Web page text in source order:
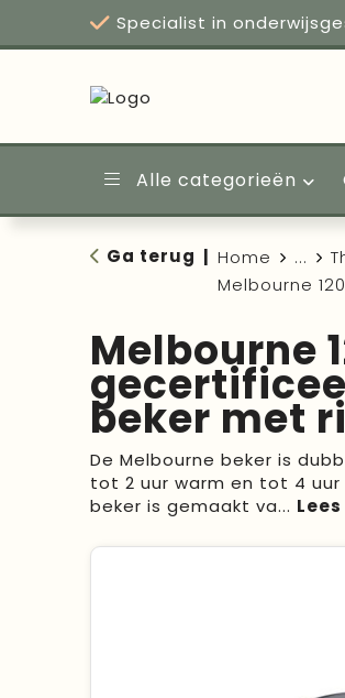
Specialist in
Alle categorieën
Ga terug Home ...
Melbourne
Melbourne
beker met
De Melbourne beker is
tot 2 uur warm en tot 4 uur
beker is gemaakt va...